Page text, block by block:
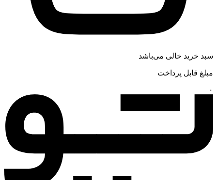
سبد خرید خالی می‌باشد
مبلغ قابل پرداخت
۰